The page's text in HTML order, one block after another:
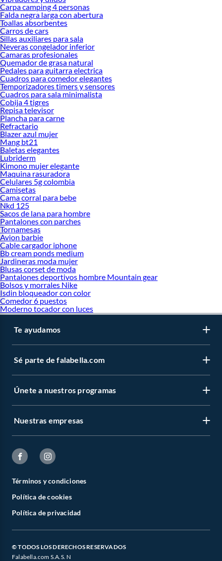
Carpa camping 4 personas
Falda negra larga con abertura
Toallas absorbentes
Carros de cars
Sillas auxiliares para sala
Neveras congelador inferior
Camaras profesionales
Quemador de grasa natural
Pedales para guitarra electrica
Cuadros para comedor elegantes
Temporizadores timers y sensores
Cuadros para sala minimalista
Cobija 4 tigres
Repisa televisor
Plancha para carne
Refractario
Blazer azul mujer
Mang bt21
Baletas elegantes
Lubriderm
Kimono mujer elegante
Maquina rasuradora
Celulares 5g colombia
Camisetas
Cama corral para bebe
Nkd 125
Sacos de lana para hombre
Pantalones con parches
Tornamesas
Avion barbie
Cable cargador iphone
Bb cream ponds medium
Jardineras moda mujer
Blusas corset de moda
Pantalones deportivos hombre Mountain gear
Bolsos y morrales Nike
Isdin bloqueador con color
Comedor 6 puestos
Moderno tocador con luces
Te ayudamos
Sé parte de falabella.com
Únete a nuestros programas
Nuestras empresas
Términos y condiciones
Política de cookies
Política de privacidad
© TODOS LOS DERECHOS RESERVADOS
Falabella.com S.A.S. N